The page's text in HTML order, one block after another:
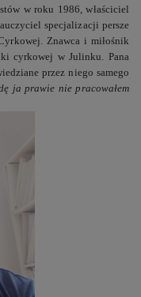
w roku 1986, właściciel
specjalizacji persze
Znawca i miłośnik
cyrkowej w Julinku. Pana
przez niego samego
ja prawie nie pracowałem